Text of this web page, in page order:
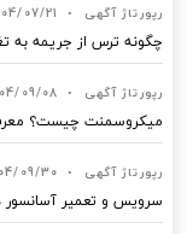
رپورتاژ آگهی •
07/21
چگونه ترس از جریمه به
رپورتاژ آگهی •
09/08
میکروسمنت چیست؟
رپورتاژ آگهی •
09/30
سرویس و تعمیر آسانسور